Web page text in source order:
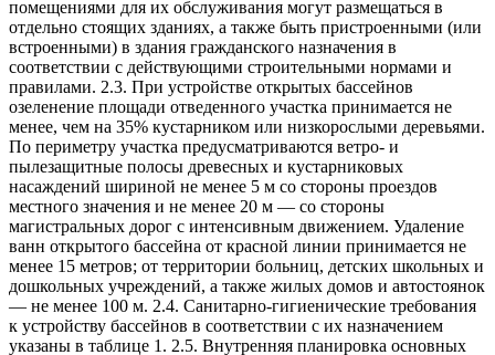
помещениями для их обслуживания могут размещаться в
отдельно стоящих зданиях, а также быть пристроенными (или
встроенными) в здания гражданского назначения в
соответствии с действующими строительными нормами и
правилами. 2.3. При устройстве открытых бассейнов
озеленение площади отведенного участка принимается не
менее, чем на 35% кустарником или низкорослыми деревьями.
По периметру участка предусматриваются ветро- и
пылезащитные полосы древесных и кустарниковых
насаждений шириной не менее 5 м со стороны проездов
местного значения и не менее 20 м — со стороны
магистральных дорог с интенсивным движением. Удаление
ванн открытого бассейна от красной линии принимается не
менее 15 метров; от территории больниц, детских школьных и
дошкольных учреждений, а также жилых домов и автостоянок
— не менее 100 м. 2.4. Санитарно-гигиенические требования
к устройству бассейнов в соответствии с их назначением
указаны в таблице 1. 2.5. Внутренняя планировка основных